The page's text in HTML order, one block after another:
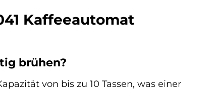
Kaffeeautomat
brühen?
von bis zu 10 Tassen, was einer